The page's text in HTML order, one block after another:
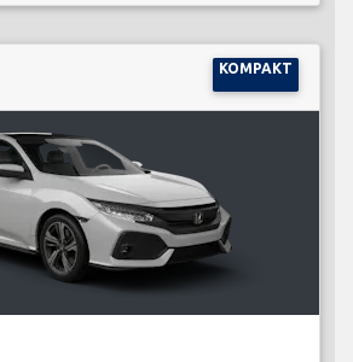
KOMPAKT